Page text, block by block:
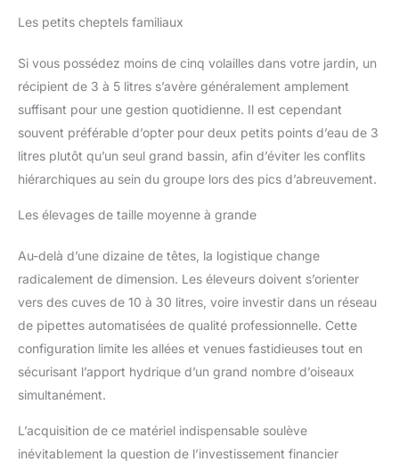
Les petits cheptels familiaux
Si vous possédez moins de cinq volailles dans votre jardin, un
récipient de 3 à 5 litres s’avère généralement amplement
suffisant pour une gestion quotidienne. Il est cependant
souvent préférable d’opter pour deux petits points d’eau de 3
litres plutôt qu’un seul grand bassin, afin d’éviter les conflits
hiérarchiques au sein du groupe lors des pics d’abreuvement.
Les élevages de taille moyenne à grande
Au-delà d’une dizaine de têtes, la logistique change
radicalement de dimension. Les éleveurs doivent s’orienter
vers des cuves de 10 à 30 litres, voire investir dans un réseau
de pipettes automatisées de qualité professionnelle. Cette
configuration limite les allées et venues fastidieuses tout en
sécurisant l’apport hydrique d’un grand nombre d’oiseaux
simultanément.
L’acquisition de ce matériel indispensable soulève
inévitablement la question de l’investissement financier